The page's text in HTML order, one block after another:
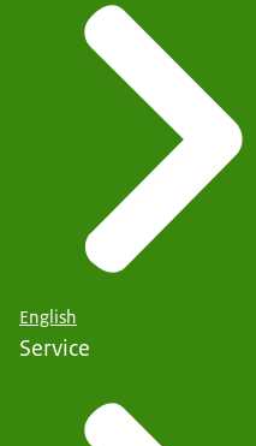
English
Service